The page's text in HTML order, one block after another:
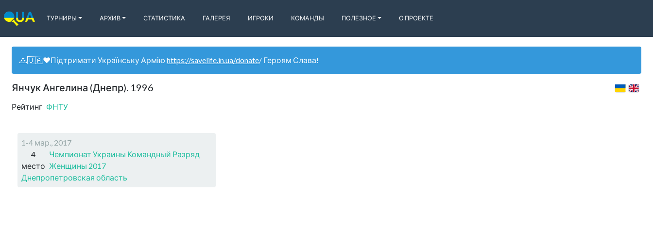
ТУРНИРЫ АРХИВ СТАТИСТИКА ГАЛЕРЕЯ ИГРОКИ КОМАНДЫ ПОЛЕЗНОЕ О ПРОЕКТЕ
🙏🇺🇦❤️Підтримати Українську Армію https://savelife.in.ua/donate/ Героям Слава!
Янчук Ангелина (Днепр). 1996
Рейтинг ФНТУ
1-4 мар., 2017
4
место
Чемпионат Украины Командный Разряд
Женщины 2017
Днепропетровская область